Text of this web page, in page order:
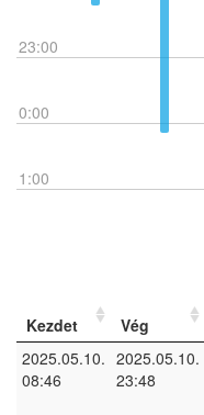
23:00
0:00
1:00
Kezdet Vég
2025.05.10.
08:46
2025.05.10.
23:48